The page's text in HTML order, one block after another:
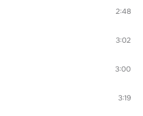
2:48
3:02
3:00
3:19